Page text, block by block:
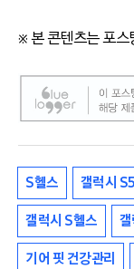
※ 본 콘텐츠는 포스
S헬스 갤럭시
갤럭시 S헬스
기어 핏 건강관리